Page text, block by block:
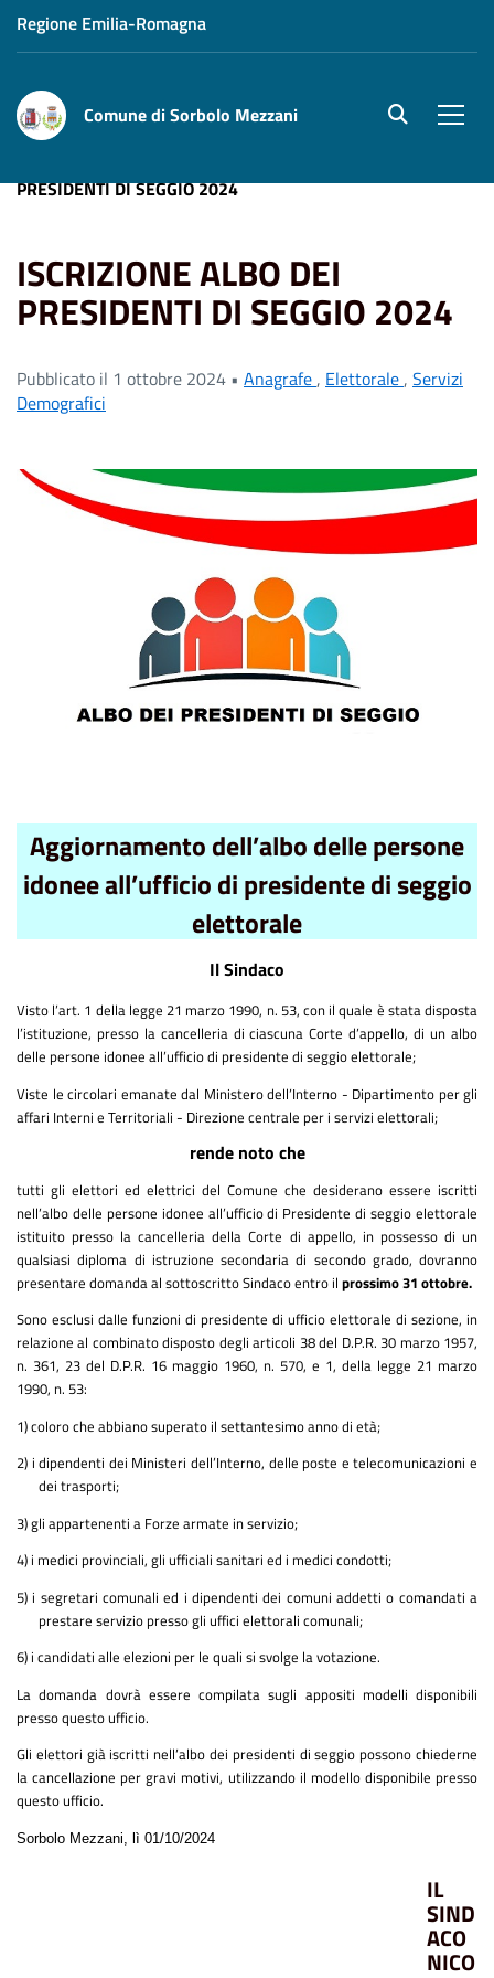
Regione Emilia-Romagna
Comune di Sorbolo Mezzani site.searc
PRESIDENTI DI SEGGIO 2024
ISCRIZIONE ALBO DEI
PRESIDENTI DI SEGGIO 2024
Pubblicato il 1 ottobre 2024 • Anagrafe, Elettorale, Servizi
Demografici
Aggiornamento dell’albodelle persone
idonee all’ufficio di presidente di seggio
elettorale
Il Sindaco
Visto l’art. 1 della legge 21 marzo 1990, n. 53, con il quale è stata disposta
l’istituzione, presso la cancelleria di ciascuna Corte d’appello, di un albo
delle persone idonee all’ufficio di presidente di seggio elettorale;
Viste le circolari emanate dal Ministero dell’Interno - Dipartimento per gli
affari Interni e Territoriali - Direzione centrale per i servizi elettorali;
rende noto che
tutti gli elettori ed elettrici del Comune che desiderano essere iscritti
nell’albo delle persone idonee all’ufficio di Presidente di seggio elettorale
istituito presso la cancelleria della Corte di appello, in possesso di un
qualsiasi diploma di istruzione secondaria di secondo grado, dovranno
presentare domanda al sottoscritto Sindaco entro il prossimo 31 ottobre.
Sono esclusi dalle funzioni di presidente di ufficio elettorale di sezione, in
relazione al combinato disposto degli articoli 38 del D.P.R. 30 marzo 1957,
n. 361, 23 del D.P.R. 16 maggio 1960, n. 570, e 1, della legge 21 marzo
1990, n. 53:
1) coloro che abbiano superato il settantesimo anno di età;
2) i dipendenti dei Ministeri dell’Interno, delle poste e telecomunicazioni e
dei trasporti;
3) gli appartenenti a Forze armate in servizio;
4) i medici provinciali, gli ufficiali sanitari ed i medici condotti;
5) i segretari comunali ed i dipendenti dei comuni addetti o comandati a
prestare servizio presso gli uffici elettorali comunali;
6) i candidati alle elezioni per le quali si svolge la votazione.
La domanda dovrà essere compilata sugli appositi modelli disponibili
presso questo ufficio.
Gli elettori già iscritti nell’albo dei presidenti di seggio possono chiederne
la cancellazione per gravi motivi, utilizzando il modello disponibile presso
questo ufficio.
Sorbolo Mezzani, lì 01/10/2024
IL
SIND
ACO
NICO